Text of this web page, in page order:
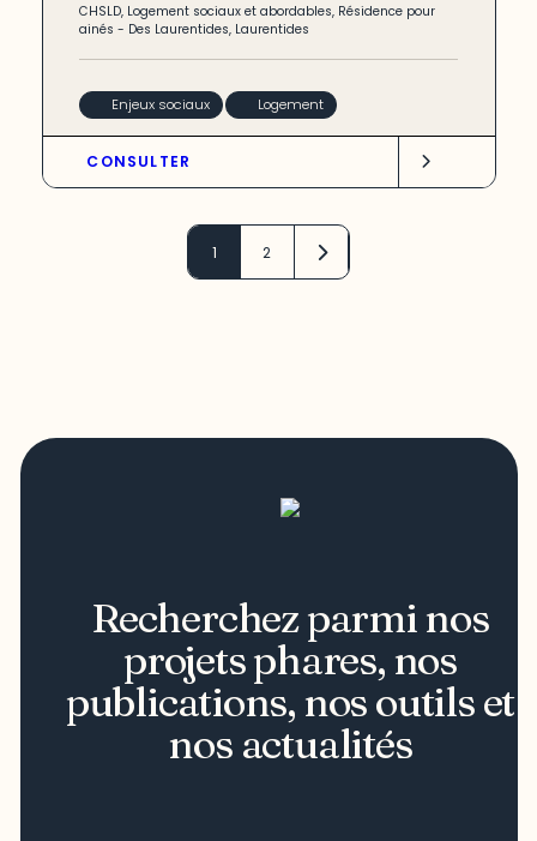
CHSLD, Logement sociaux et abordables, Résidence pour
ainés - Des Laurentides, Laurentides
Enjeux sociaux Logement
CONSULTER
1 2
Recherchez parmi nos
projets phares, nos
publications, nos outils et
nos actualités